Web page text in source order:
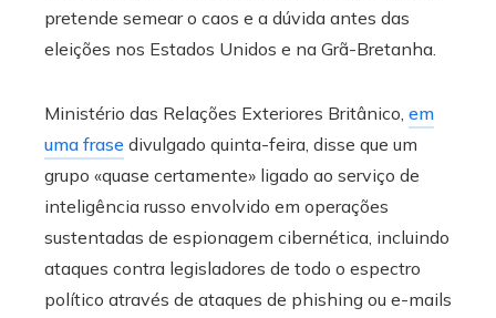
pretende semear o caos e a dúvida antes das
eleições nos Estados Unidos e na Grã-Bretanha.
Ministério das Relações Exteriores Britânico, em
uma frase divulgado quinta-feira, disse que um
grupo «quase certamente» ligado ao serviço de
inteligência russo envolvido em operações
sustentadas de espionagem cibernética, incluindo
ataques contra legisladores de todo o espectro
político através de ataques de phishing ou e-mails